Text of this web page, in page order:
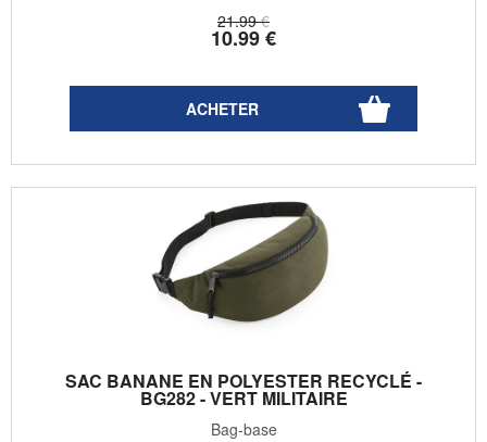
21.99 €
10.99€
SAC BANANE EN POLYESTER RECYCLÉ -
BG282 - VERT MILITAIRE
Bag-base